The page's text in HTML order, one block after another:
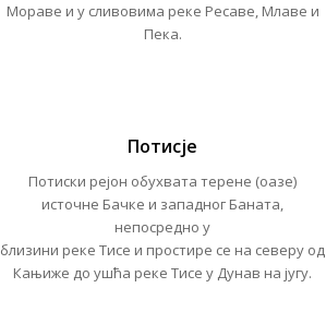
Мораве и у сливовима реке Ресаве, Млаве и
Пека.
Потисје
Потиски рејон обухвата терене (оазе)
источне Бачке и западног Баната,
непосредно у
близини реке Тисе и простире се на северу од
Кањиже до ушћа реке Тисе у Дунав на југу.